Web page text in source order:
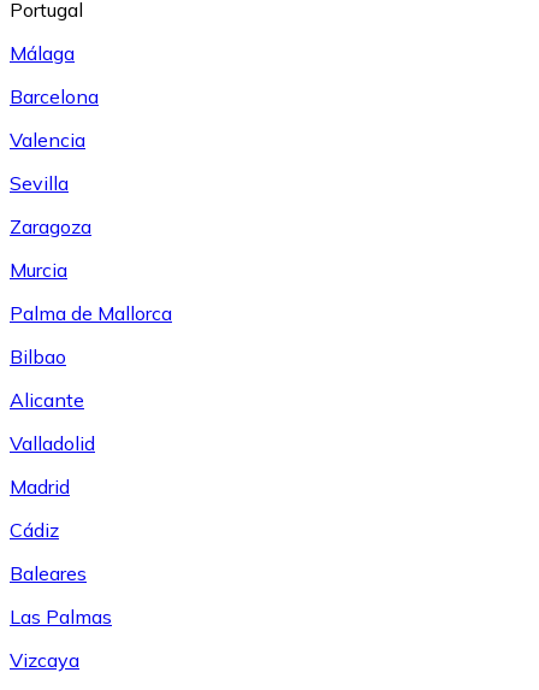
Portugal
Málaga
Barcelona
Valencia
Sevilla
Zaragoza
Murcia
Palma de Mallorca
Bilbao
Alicante
Valladolid
Madrid
Cádiz
Baleares
Las Palmas
Vizcaya